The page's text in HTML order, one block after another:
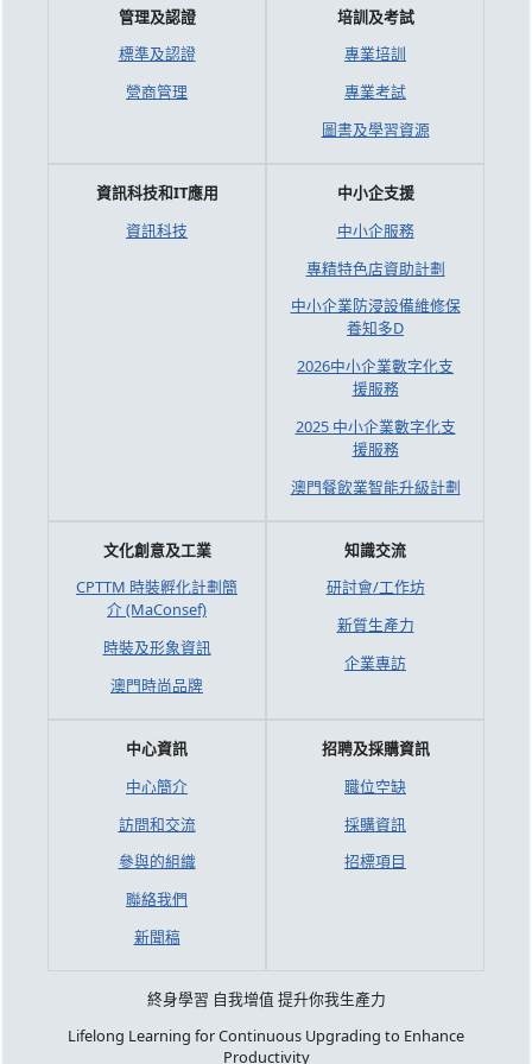
管理及認證
標準及認證
營商管理
培訓及考試
專業培訓
專業考試
圖書及學習資源
資訊科技和IT應用
資訊科技
中小企支援
中小企服務
專精特色店資助計劃
中小企業防浸設備維修保
養知多D
2026中小企業數字化支
援服務
2025 中小企業數字化支
援服務
澳門餐飲業智能升級計劃
文化創意及工業
CPTTM 時裝孵化計劃簡
介 (MaConsef)
時裝及形象資訊
澳門時尚品牌
知識交流
研討會/工作坊
新質生產力
企業專訪
中心資訊
中心簡介
訪問和交流
參與的組織
聯絡我們
新聞稿
招聘及採購資訊
職位空缺
採購資訊
招標項目
終身學習 自我增值 提升你我生產力
Lifelong Learning for Continuous Upgrading to Enhance
Productivity